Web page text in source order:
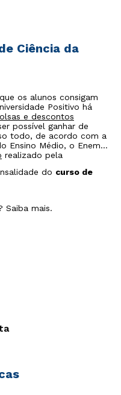
Ciência da
os alunos consigam
Positivo há
e descontos
possível ganhar de
todo, de acordo com a
Ensino Médio, o Enem,
realizado pela
do curso de
Saiba mais.